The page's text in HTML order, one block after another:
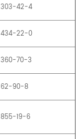
303-42-4
434-22-0
360-70-3
62-90-8
855-19-6